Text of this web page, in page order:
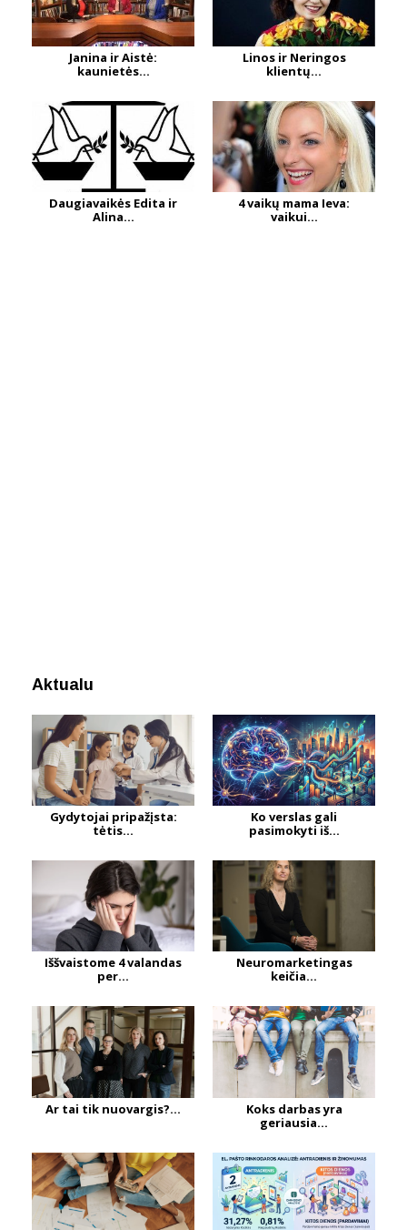
Janina ir Aistė:
kaunietės...
Linos ir Neringos
klientų...
Daugiavaikės Edita ir
Alina...
4 vaikų mama Ieva:
vaikui...
Aktualu
Gydytojai pripažįsta:
tėtis...
Ko verslas gali
pasimokyti iš...
Iššvaistome 4 valandas
per...
Neuromarketingas
keičia...
Ar tai tik nuovargis?...
Koks darbas yra
geriausia...